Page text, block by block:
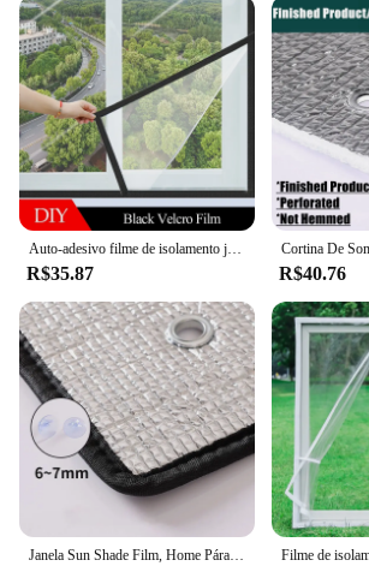
as offices and retail stores. The
design complements any decor, while
installation makes it a breeze for
enthusiasts and professionals. The
available in sets, making it
single-window insulation and larger
included mounting hardware ensures
and the panels are easy to clean,
pristine appearance over time.
**Quality and Sustainability**
As a supplier of high-quality window
solutions, we understand the
sustainability. Our painel janelas
only designed to perform
last. The fabric is durable, resistant to
and designed to withstand the test of
Additionally, our commitment to
extends to the packaging, which is
minimizes waste. By choosing our
isolamento, you are not only
efficiency but also in a product that
sustainability goals.
Auto-adesivo filme de isolamento janela, cortinas para sala de estar, cortinas de inverno para quarto, vidro macio, DIY, à prova de vento
R$35.87 R$40.76
Janela Sun Shade Film, Home Pára Protector Pad, Quarto de carro Isolamento Em Alumínio, Sombreamento Board, Anti-UV, cortinas impermeáveis